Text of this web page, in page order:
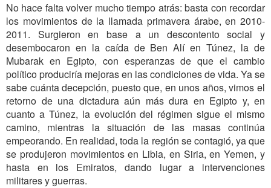
No hace falta volver mucho tiempo atrás: basta con recordar
los movimientos de la llamada primavera árabe, en 2010-
2011. Surgieron en base a un descontento social y
desembocaron en la caída de Ben Alí en Túnez, la de
Mubarak en Egipto, con esperanzas de que el cambio
político produciría mejoras en las condiciones de vida. Ya se
sabe cuánta decepción, puesto que, en unos años, vimos el
retorno de una dictadura aún más dura en Egipto y, en
cuanto a Túnez, la evolución del régimen sigue el mismo
camino, mientras la situación de las masas continúa
empeorando. En realidad, toda la región se contagió, ya que
se produjeron movimientos en Libia, en Siria, en Yemen, y
hasta en los Emiratos, dando lugar a intervenciones
militares y guerras.